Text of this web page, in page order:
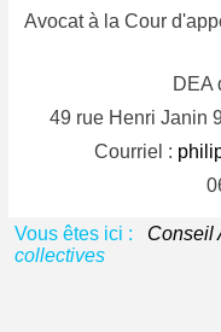
Avocat à la Cour
DEA
49 rue Henri Janin
Courriel :
Vous êtes ici : Conseil
collectives